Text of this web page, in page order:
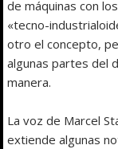
de máquinas con
«tecno-
otro el concepto,
algunas partes del
manera.
La voz de Marcel
extiende algunas